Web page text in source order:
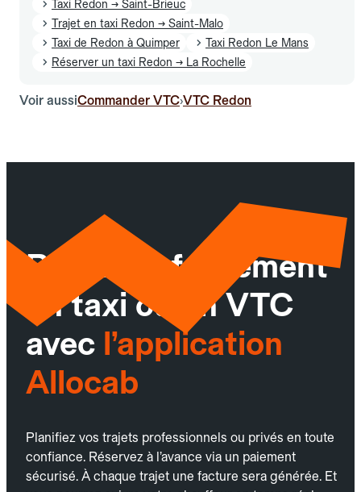
Taxi Redon → Saint-Brieuc
Trajet en taxi Redon → Saint-Malo
Taxi de Redon à Quimper
Taxi Redon Le Mans
Réserver un taxi Redon → La Rochelle
Voir aussiCommander VTC›VTC Redon
Réservez facilement
un taxi ou un VTC
avec l’application
Allocab
Planifiez vos trajets professionnels ou privés en toute
confiance. Réservez à l’avance via un paiement
sécurisé. À chaque trajet une facture sera générée. Et